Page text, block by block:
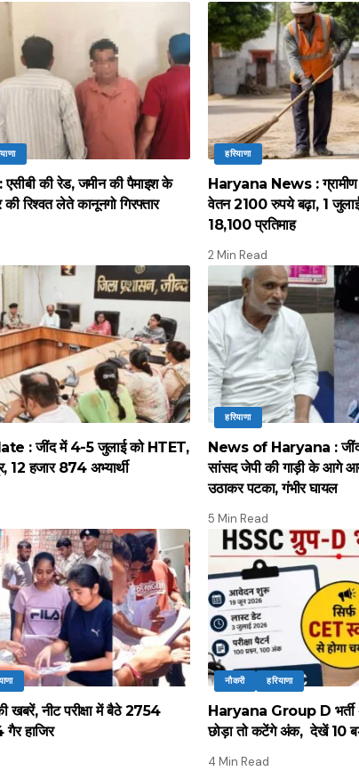
की रेड, जमीन की पैमाइश के
रिश्वत लेते कानूनगो गिरफ्तार
हरियाणा
Haryana News : ग्रामीण
वेतन 2100 रुपये बढ़ा, 1
18,100 प्रतिमाह
2 Min Read
: जींद में 4-5 जुलाई को HTET,
12 हजार 874 अभ्यार्थी
हरियाणा
News of Haryana : जींद
सांसद जेपी की गाड़ी के आगे
उठाकर पटका, गंभीर घायल
5 Min Read
खबरें, नीट परीक्षा में बैठे 2754
गैर हाजिर
नौकरी हरियाणा
Haryana Group D भर्ती
छोड़ा तो कटेंगे अंक, देखें 10
4 Min Read